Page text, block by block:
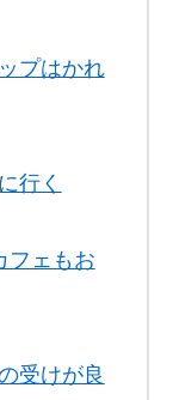
プはかれ
行く
フェもお
受けが良